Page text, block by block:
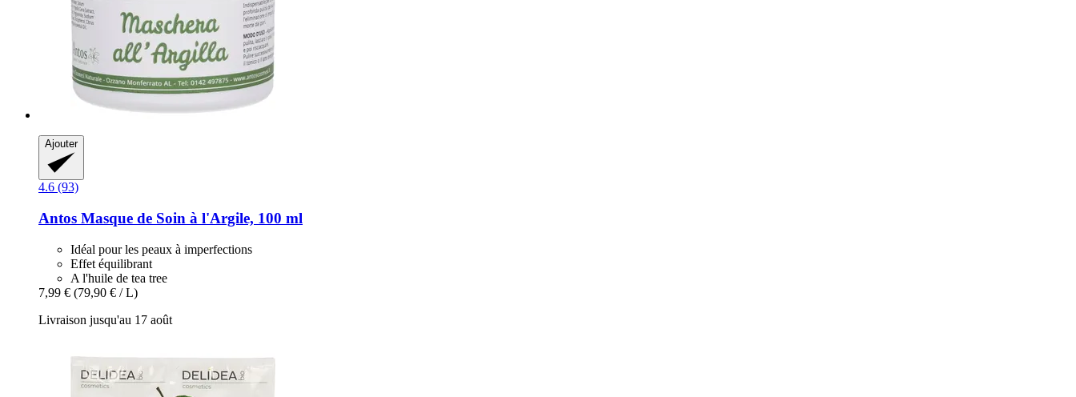
Ajouter
4.6 (93)
Antos Masque de Soin à l'Argile, 100 ml
Idéal pour les peaux à imperfections
Effet équilibrant
A l'huile de tea tree
7,99 € (79,90 € / L)
Livraison jusqu'au 17 août